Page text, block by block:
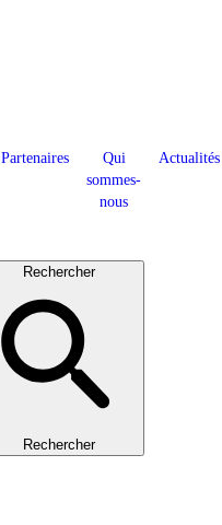
Partenaires
Qui
sommes-
nous
Actualités
Rechercher
Rechercher